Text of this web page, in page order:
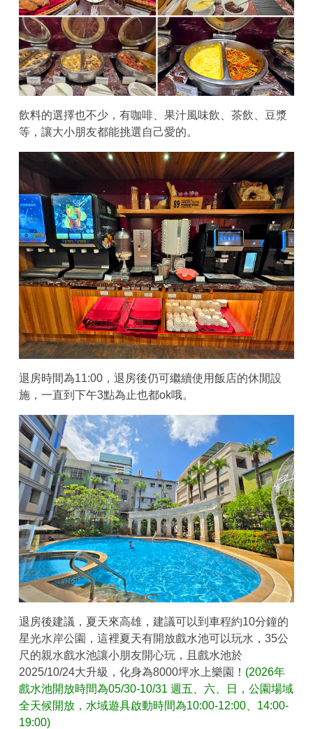
飲料的選擇也不少，有咖啡、果汁風味飲、茶飲、豆漿
等，讓大小朋友都能挑選自己愛的。
退房時間為11:00，退房後仍可繼續使用飯店的休閒設
施，一直到下午3點為止也都ok哦。
退房後建議，夏天來高雄，建議可以到車程約10分鐘的
星光水岸公園，這裡夏天有開放戲水池可以玩水，35公
尺的親水戲水池讓小朋友開心玩，且戲水池於
2025/10/24大升級，化身為8000坪水上樂園！ (2026年
戲水池開放時間為05/30-10/31 週五、六、日，公園場域
全天候開放，水域遊具啟動時間為10:00-12:00、14:00-
19:00)